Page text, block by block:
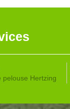
pelouse Hertzing